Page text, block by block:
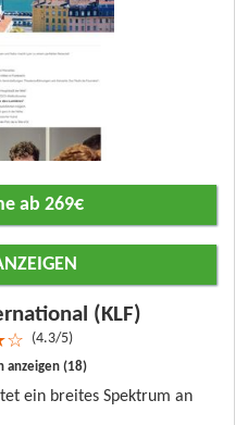
(KLF)
☆ 4.3/5
anzeigen (18)
ein breites Spektrum an
ab 269€